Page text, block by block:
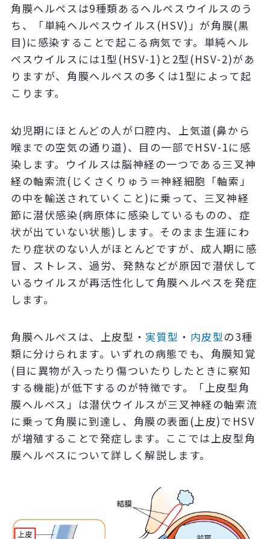
角膜ヘルペスは9種類あるヘルペスウイルスのう
ち、「単純ヘルペスウイルス(HSV)」が角膜(黒
目)に感染することで起こる病気です。単純ヘル
ペスウイルスには1型(HSV-1)と2型(HSV-2)があ
りますが、角膜ヘルペスの多くは1型によって起
こります。
幼児期にほとんどの人が口腔内、上気道(鼻から
喉までの空気の通り道)、目の一部でHSV-1に感
染します。ウイルスは脳神経の一つである三叉神
経の軸索流(じくさくりゅう＝神経細胞「軸索」
の中を輸送されていくこと)に乗って、三叉神経
節に潜伏感染(病原体に感染しているものの、症
状が出ていない状態)します。そのまま生涯にわ
たり症状のない人がほとんどですが、成人期に感
冒、ストレス、過労、発熱などが原因で潜伏して
いるウイルスが再活性化して角膜ヘルペスを発症
します。
角膜ヘルペスは、上皮型・ 実質型 ・ 内皮型の3種
類に分けられます。いずれの病態でも、角膜知覚
(目に異物が入ったり傷ついたりしたときに察知
する機能)が低下するのが特徴です。「上皮型角
膜ヘルペス」は潜伏ウイルスが三叉神経の軸索流
に乗って角膜に到達し、角膜の表面(上皮)でHSV
が増殖することで発症します。ここでは上皮型角
膜ヘルペスについて詳しく解説します。